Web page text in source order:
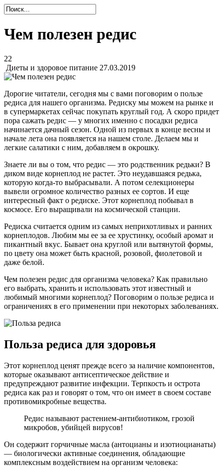
Чем полезен редис
22
Диеты и здоровое питание 27.03.2019
Дорогие читатели, сегодня мы с вами поговорим о пользе
редиса для нашего организма. Редиску мы можем на рынке и
в супермаркетах сейчас покупать круглый год. А скоро придет
пора сажать редис — у многих именно с посадки редиса
начинается дачный сезон. Одной из первых в конце весны и
начале лета она появляется на нашем столе. Делаем мы и
легкие салатики с ним, добавляем в окрошку.
Знаете ли вы о том, что редис — это родственник редьки? В
диком виде корнеплод не растет. Это неудавшаяся редька,
которую когда-то выбрасывали. А потом селекционеры
вывели огромное количество разных ее сортов. И еще
интересный факт о редиске. Этот корнеплод побывал в
космосе. Его выращивали на космической станции.
Редиска считается одним из самых неприхотливых и ранних
корнеплодов. Любим мы ее за ее хрустинку, особый аромат и
пикантный вкус. Бывает она круглой или вытянутой формы,
по цвету она может быть красной, розовой, фиолетовой и
даже белой.
Чем полезен редис для организма человека? Как правильно
его выбрать, хранить и использовать этот известный и
любимый многими корнеплод? Поговорим о пользе редиса и
ограничениях в его применении при некоторых заболеваниях.
Польза редиса для здоровья
Этот корнеплод ценят прежде всего за наличие компонентов,
которые оказывают антисептическое действие и
предупреждают развитие инфекции. Терпкость и острота
редиса как раз и говорят о том, что он имеет в своем составе
противомикробные вещества.
Редис называют растением-антибиотиком, грозой
микробов, убийцей вирусов!
Он содержит горчичные масла (антоцианы и изотиоцианаты)
— биологически активные соединения, обладающие
комплексным воздействием на организм человека: